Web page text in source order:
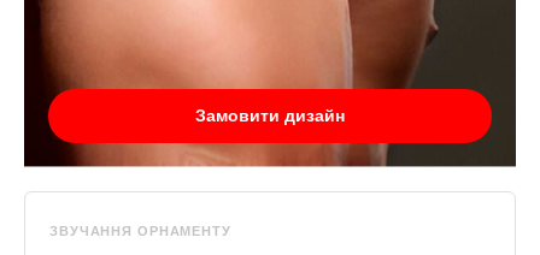
Замовити дизайн
ЗВУЧАННЯ ОРНАМЕНТУ